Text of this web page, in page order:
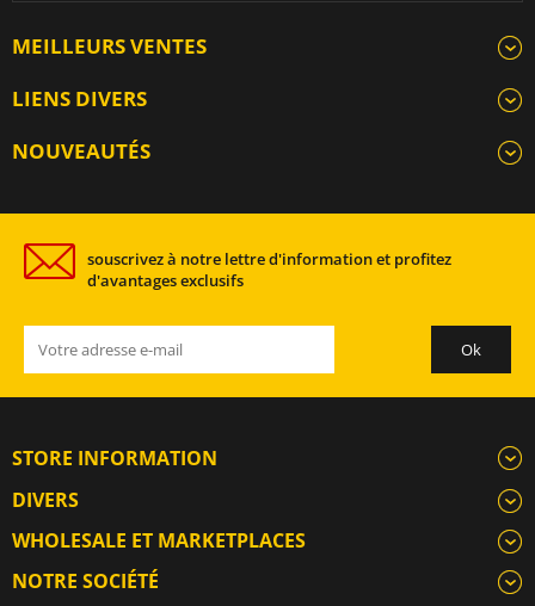
MEILLEURS VENTES
LIENS DIVERS
NOUVEAUTÉS
souscrivez à notre lettre d'information et profitez
d'avantages exclusifs
STORE INFORMATION
DIVERS
WHOLESALE ET MARKETPLACES
NOTRE SOCIÉTÉ